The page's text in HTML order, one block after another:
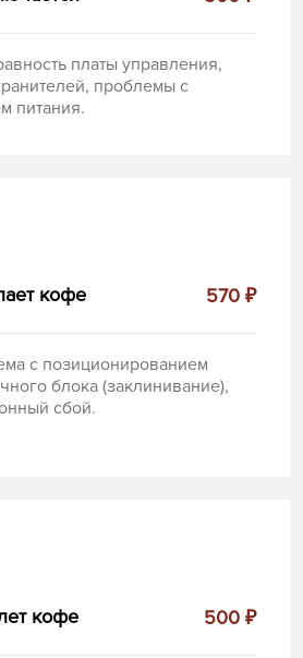
платы управления,
проблемы с
питания.
кофе 570 ₽
с позиционированием
блока (заклинивание),
сбой.
кофе 500 ₽